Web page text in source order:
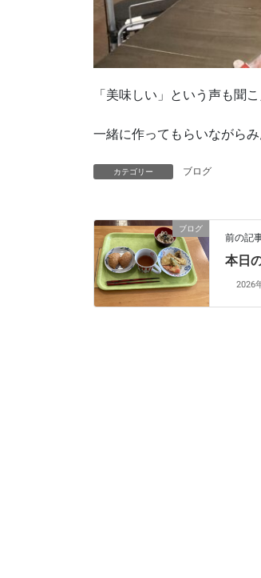
「美味しい」という声も聞
一緒に作ってもらいながら
カテゴリー ブログ
ブログ
前の記
本日
2026